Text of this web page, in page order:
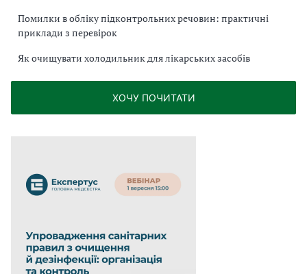
Помилки в обліку підконтрольних речовин: практичні
приклади з перевірок
Як очищувати холодильник для лікарських засобів
ХОЧУ ПОЧИТАТИ